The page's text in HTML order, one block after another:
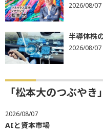
2026/08/07
半導体株
2026/08/07
「松本大のつぶや
2026/08/07
AIと資本市場